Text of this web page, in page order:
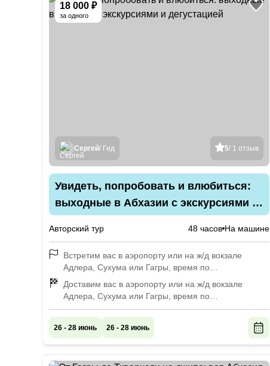
18 000 ₽
за одного
5/ 1 отзыв
Сергей/ Гид
Увидеть, попробовать и влюбиться:
выходные в Абхазии с экскурсиями и
Авторский тур 48 часов На машине
Встретим вас в аэропорту или на ж/д вокзале
Адлера, Сухума или Гагры, время по
договорённости
Доставим вас в аэропорту или на ж/д вокзале
Адлера, Сухума или Гагры, время по
договорённости
26 - 28 июнь 26 - 28 июнь